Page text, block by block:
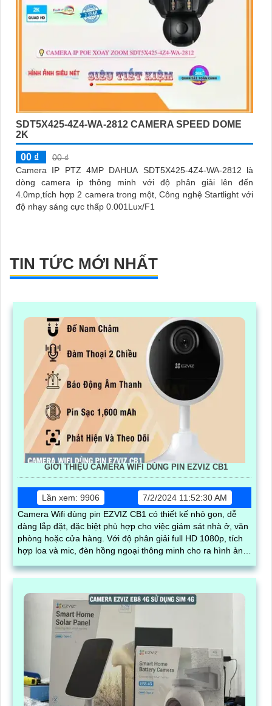
SDT5X425-4Z4-WA-2812 CAMERA SPEED DOME
2K
00 ₫
00 ₫
Camera IP PTZ 4MP DAHUA SDT5X425-4Z4-WA-2812 là
dòng camera ip thông minh với độ phân giải lên đến
4.0mp,tích hợp 2 camera trong một, Công nghệ Startlight với
độ nhạy sáng cực thấp 0.001Lux/F1
TIN TỨC MỚI NHẤT
GIỚI THIỆU CAMERA WIFI DÙNG PIN EZVIZ CB1
Lần xem: 9906
7/2/2024 11:52:30 AM
Camera Wifi dùng pin EZVIZ CB1 có thiết kế nhỏ gọn, dễ
dàng lắp đặt, đặc biệt phù hợp cho việc giám sát nhà ở, văn
phòng hoặc cửa hàng. Với độ phân giải full HD 1080p, tích
hợp loa và mic, đèn hồng ngoại thông minh cho ra hình ảnh